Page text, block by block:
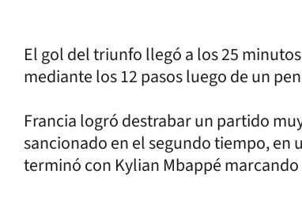
El gol del triunfo llegó a los 25
mediante los 12 pasos luego de un
Francia logró destrabar un partido
sancionado en el segundo tiempo, en
terminó con Kylian Mbappé